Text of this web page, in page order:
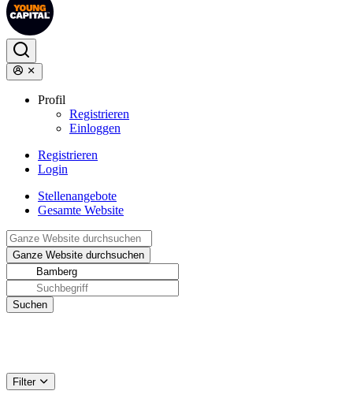
Profil
Registrieren
Einloggen
Registrieren
Login
Stellenangebote
Gesamte Website
Filter